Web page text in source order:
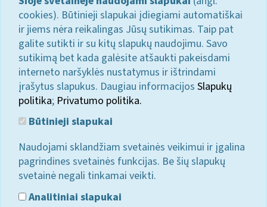
cookies). Būtinieji slapukai įdiegiami automatiškai
ir jiems nėra reikalingas Jūsų sutikimas. Taip pat
galite sutikti ir su kitų slapukų naudojimu. Savo
sutikimą bet kada galėsite atšaukti pakeisdami
interneto naršyklės nustatymus ir ištrindami
įrašytus slapukus. Daugiau informacijos Slapukų
politika; Privatumo politika.
Būtinieji slapukai
Naudojami sklandžiam svetainės veikimui ir įgalina
pagrindines svetainės funkcijas. Be šių slapukų
svetainė negali tinkamai veikti.
Analitiniai slapukai